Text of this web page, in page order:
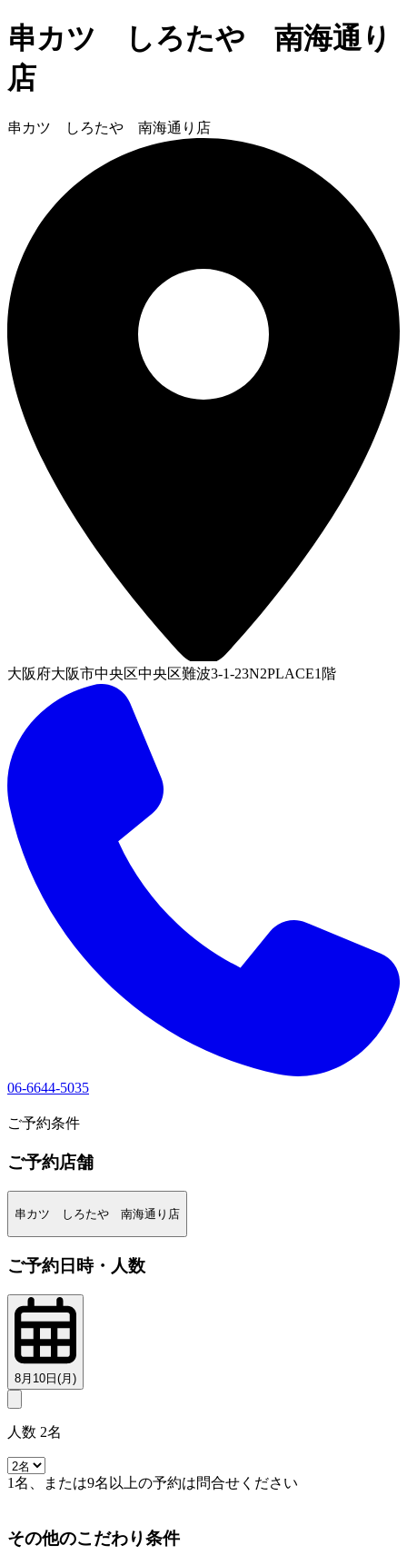
串カツ しろたや 南海通り
店
串カツ しろたや 南海通り店
大阪府大阪市中央区中央区難波3-1-23N2PLACE1階
06-6644-5035
ご予約条件
ご予約店舗
串カツ しろたや 南海通り店
ご予約日時・人数
8月10日(月)
人数 2名
1名、または9名以上の予約は問合せください
その他のこだわり条件